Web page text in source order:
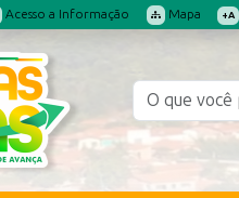
Acesso a Informação Mapa +A